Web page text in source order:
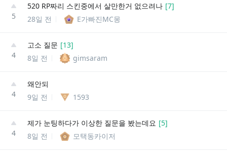
5
520 RP짜리 스킨중에서 살만한거 없으려나 [7]
28일 전
E가빠진MC몽
4
고소 질문 [13]
8일 전
gimsaram
4
왜안되
9일 전
1593
4
제가 눈팅하다가 이상한 질문을 봤는데요 [5]
8일 전
모택동카이저